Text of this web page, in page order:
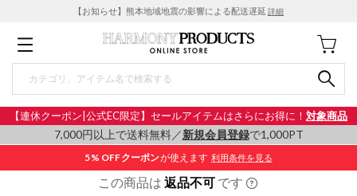
【お知らせ】熊本地域地震の影響による配送遅延 詳細
【連休クーポン|公式EC限定】セールアイテムはさらにお得に！ 対象商品
7,000円以上で送料無料／新規会員登録で1,000PT
5% OFFクーポンが使えます 利用条件を見る
この商品は 返品不可 です